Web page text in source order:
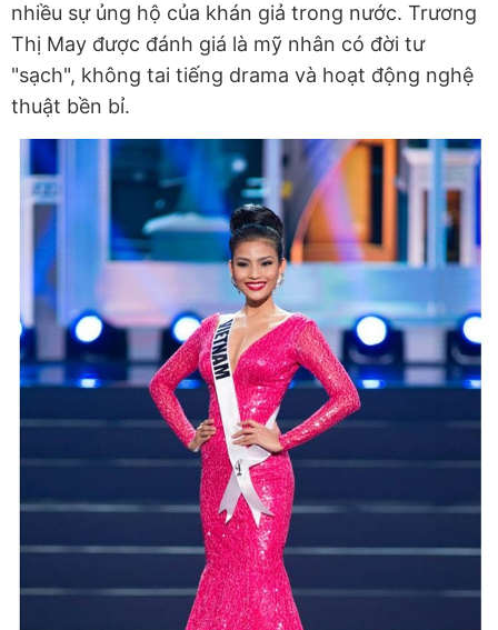
nhiều sự ủng hộ của khán giả trong nước. Trương
Thị May được đánh giá là mỹ nhân có đời tư
"sạch", không tai tiếng drama và hoạt động nghệ
thuật bền bỉ.